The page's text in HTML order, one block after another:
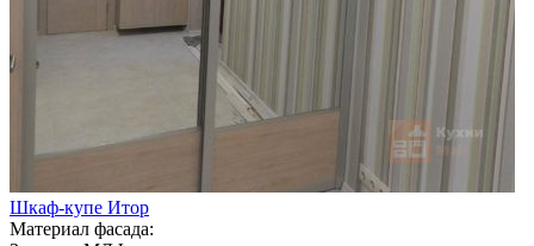
Шкаф-купе Итор
Материал фасада: